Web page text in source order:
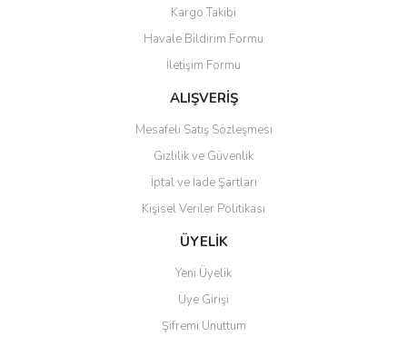
Ürün açıklamasında eksik bilgiler bulunuyor.
Ürün bilgilerinde hatalar bulunuyor.
Ürün fiyatı diğer sitelerden daha pahalı.
Bu ürüne benzer farklı alternatifler olmalı.
Gönder
Kargo Takibi
Havale Bildirim Formu
İletişim Formu
ALIŞVERİŞ
Mesafeli Satış Sözleşmesi
Gizlilik ve Güvenlik
İptal ve İade Şartları
Kişisel Veriler Politikası
ÜYELİK
Yeni Üyelik
Üye Girişi
Şifremi Unuttum